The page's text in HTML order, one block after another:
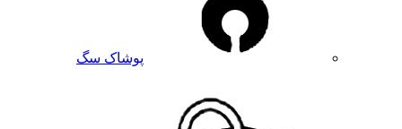
پوشاک سگ